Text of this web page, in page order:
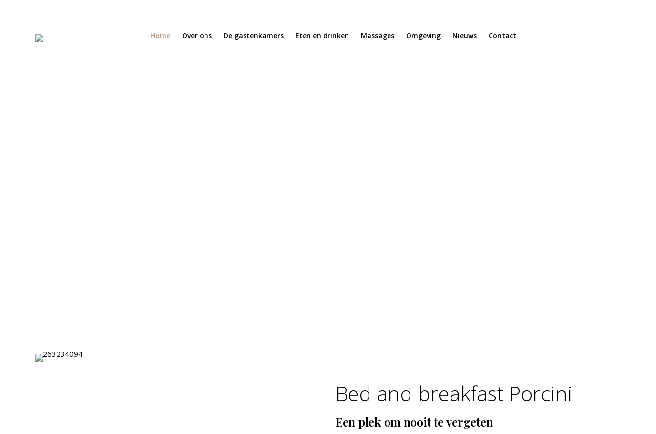
Home Over ons De gastenkamers Eten en drinken Massages Omgeving Nieuws Contact
Bed and breakfast Porcini
Een plek om nooit te vergeten